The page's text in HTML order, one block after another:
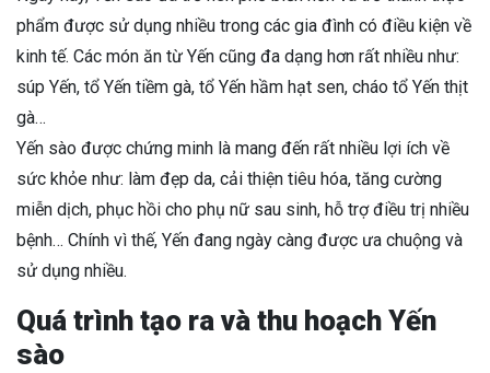
phẩm được sử dụng nhiều trong các gia đình có điều kiện về
kinh tế. Các món ăn từ Yến cũng đa dạng hơn rất nhiều như:
súp Yến, tổ Yến tiềm gà, tổ Yến hầm hạt sen, cháo tổ Yến thịt
gà…
Yến sào được chứng minh là mang đến rất nhiều lợi ích về
sức khỏe như: làm đẹp da, cải thiện tiêu hóa, tăng cường
miễn dịch, phục hồi cho phụ nữ sau sinh, hỗ trợ điều trị nhiều
bệnh… Chính vì thế, Yến đang ngày càng được ưa chuộng và
sử dụng nhiều.
Quá trình tạo ra và thu hoạch Yến
sào